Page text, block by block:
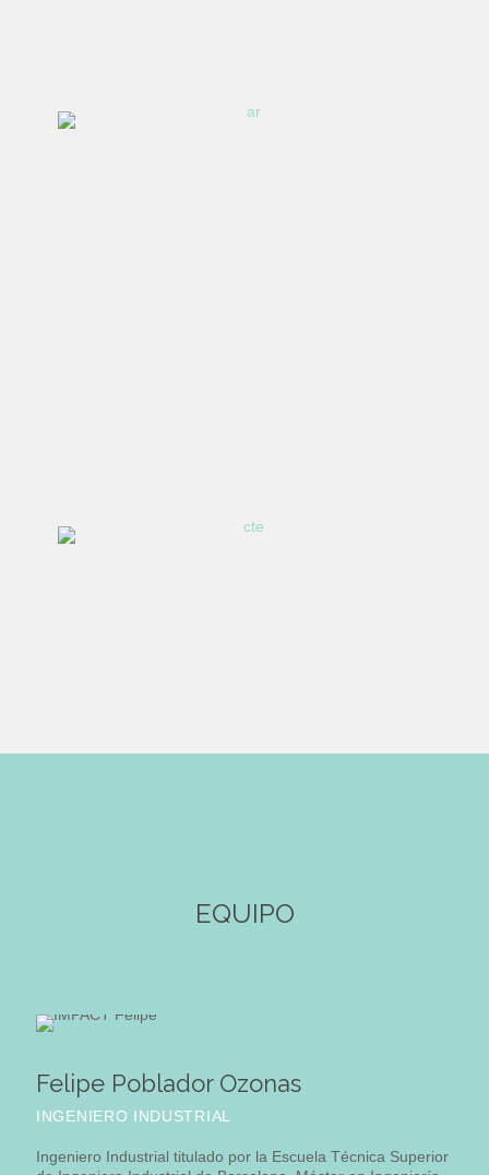
EQUIPO
Felipe Poblador Ozonas
INGENIERO INDUSTRIAL
Ingeniero Industrial titulado por la Escuela Técnica Superior